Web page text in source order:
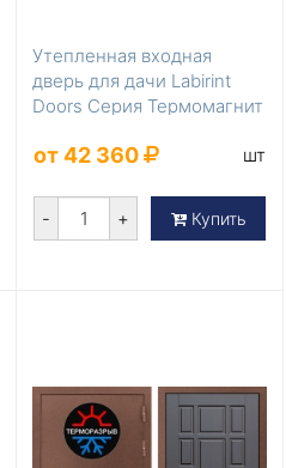
Утепленная входная
дверь для дачи Labirint
Doors Серия Термомагнит
от 42 360 шт
- + Купить